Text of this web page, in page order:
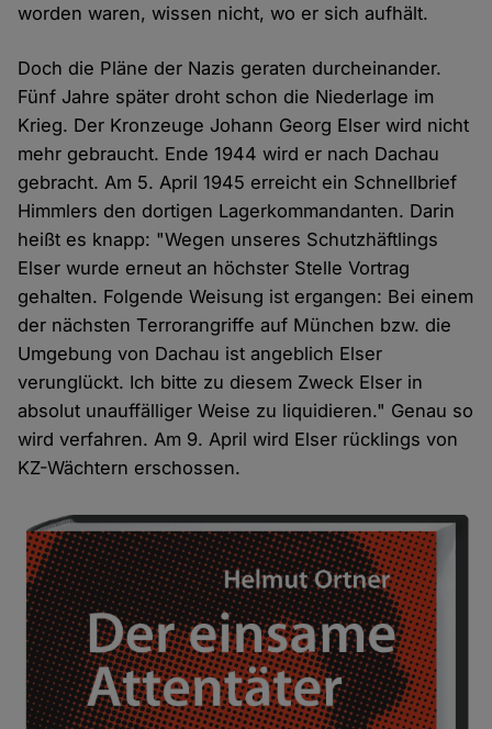
worden waren, wissen nicht, wo er sich aufhält.
Doch die Pläne der Nazis geraten durcheinander.
Fünf Jahre später droht schon die Niederlage im
Krieg. Der Kronzeuge Johann Georg Elser wird nicht
mehr gebraucht. Ende 1944 wird er nach Dachau
gebracht. Am 5. April 1945 erreicht ein Schnellbrief
Himmlers den dortigen Lagerkommandanten. Darin
heißt es knapp: "Wegen unseres Schutzhäftlings
Elser wurde erneut an höchster Stelle Vortrag
gehalten. Folgende Weisung ist ergangen: Bei einem
der nächsten Terrorangriffe auf München bzw. die
Umgebung von Dachau ist angeblich Elser
verunglückt. Ich bitte zu diesem Zweck Elser in
absolut unauffälliger Weise zu liquidieren." Genau so
wird verfahren. Am 9. April wird Elser rücklings von
KZ-Wächtern erschossen.